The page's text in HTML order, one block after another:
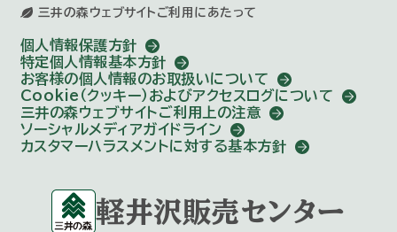
三井の森ウェブサイトご利用にあたって
個人情報保護方針
特定個人情報基本方針
お客様の個人情報のお取扱いについて
Cookie（クッキー）およびアクセスログについて
三井の森ウェブサイトご利用上の注意
ソーシャルメディアガイドライン
カスタマーハラスメントに対する基本方針
軽井沢販売センター